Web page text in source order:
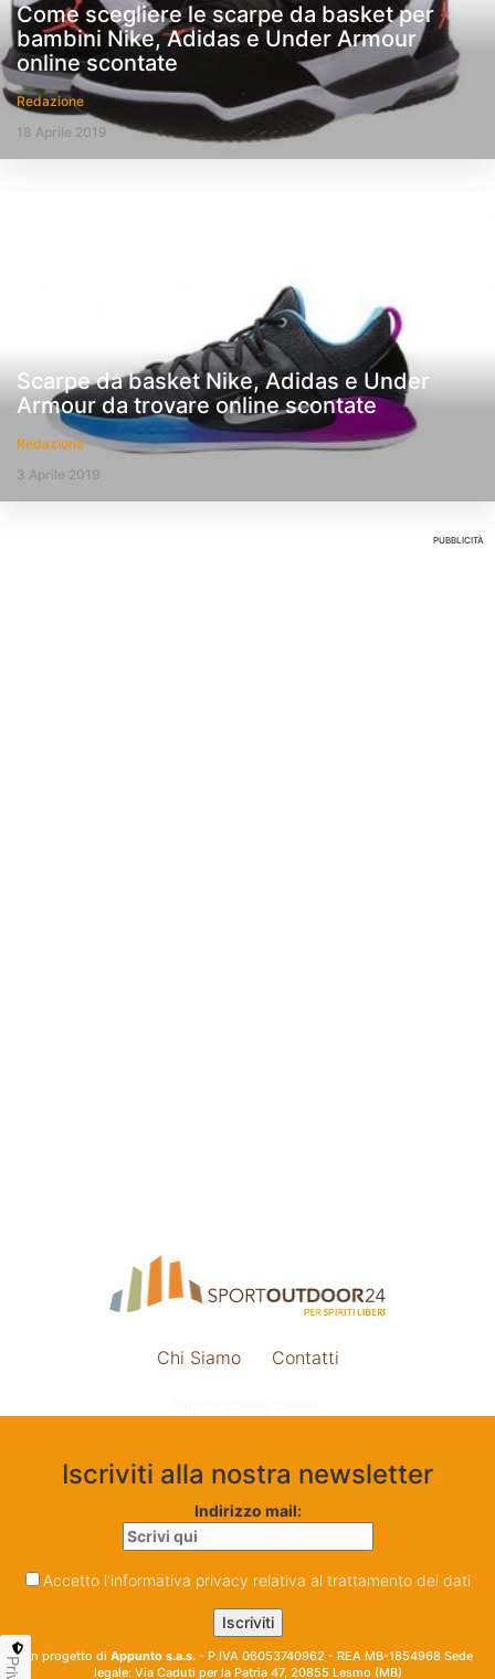
Come scegliere le scarpe da basket per
bambini Nike, Adidas e Under Armour
online scontate
Redazione
18 Aprile 2019
Scarpe da basket Nike, Adidas e Under
Armour da trovare online scontate
Redazione
3 Aprile 2019
PUBBLICITÀ
Chi Siamo Contatti
Iscriviti alla nostra newsletter
Indirizzo mail:
Accetto l'informativa privacy relativa al trattamento dei dati
Un progetto di Appunto s.a.s. - P.IVA 06053740962 - REA MB-1854968 Sede
legale: Via Caduti per la Patria 47, 20855 Lesmo (MB)